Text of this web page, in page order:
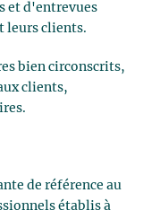
et d'entrevues
leurs clients.
bien circonscrits,
clients,
de référence au
établis à